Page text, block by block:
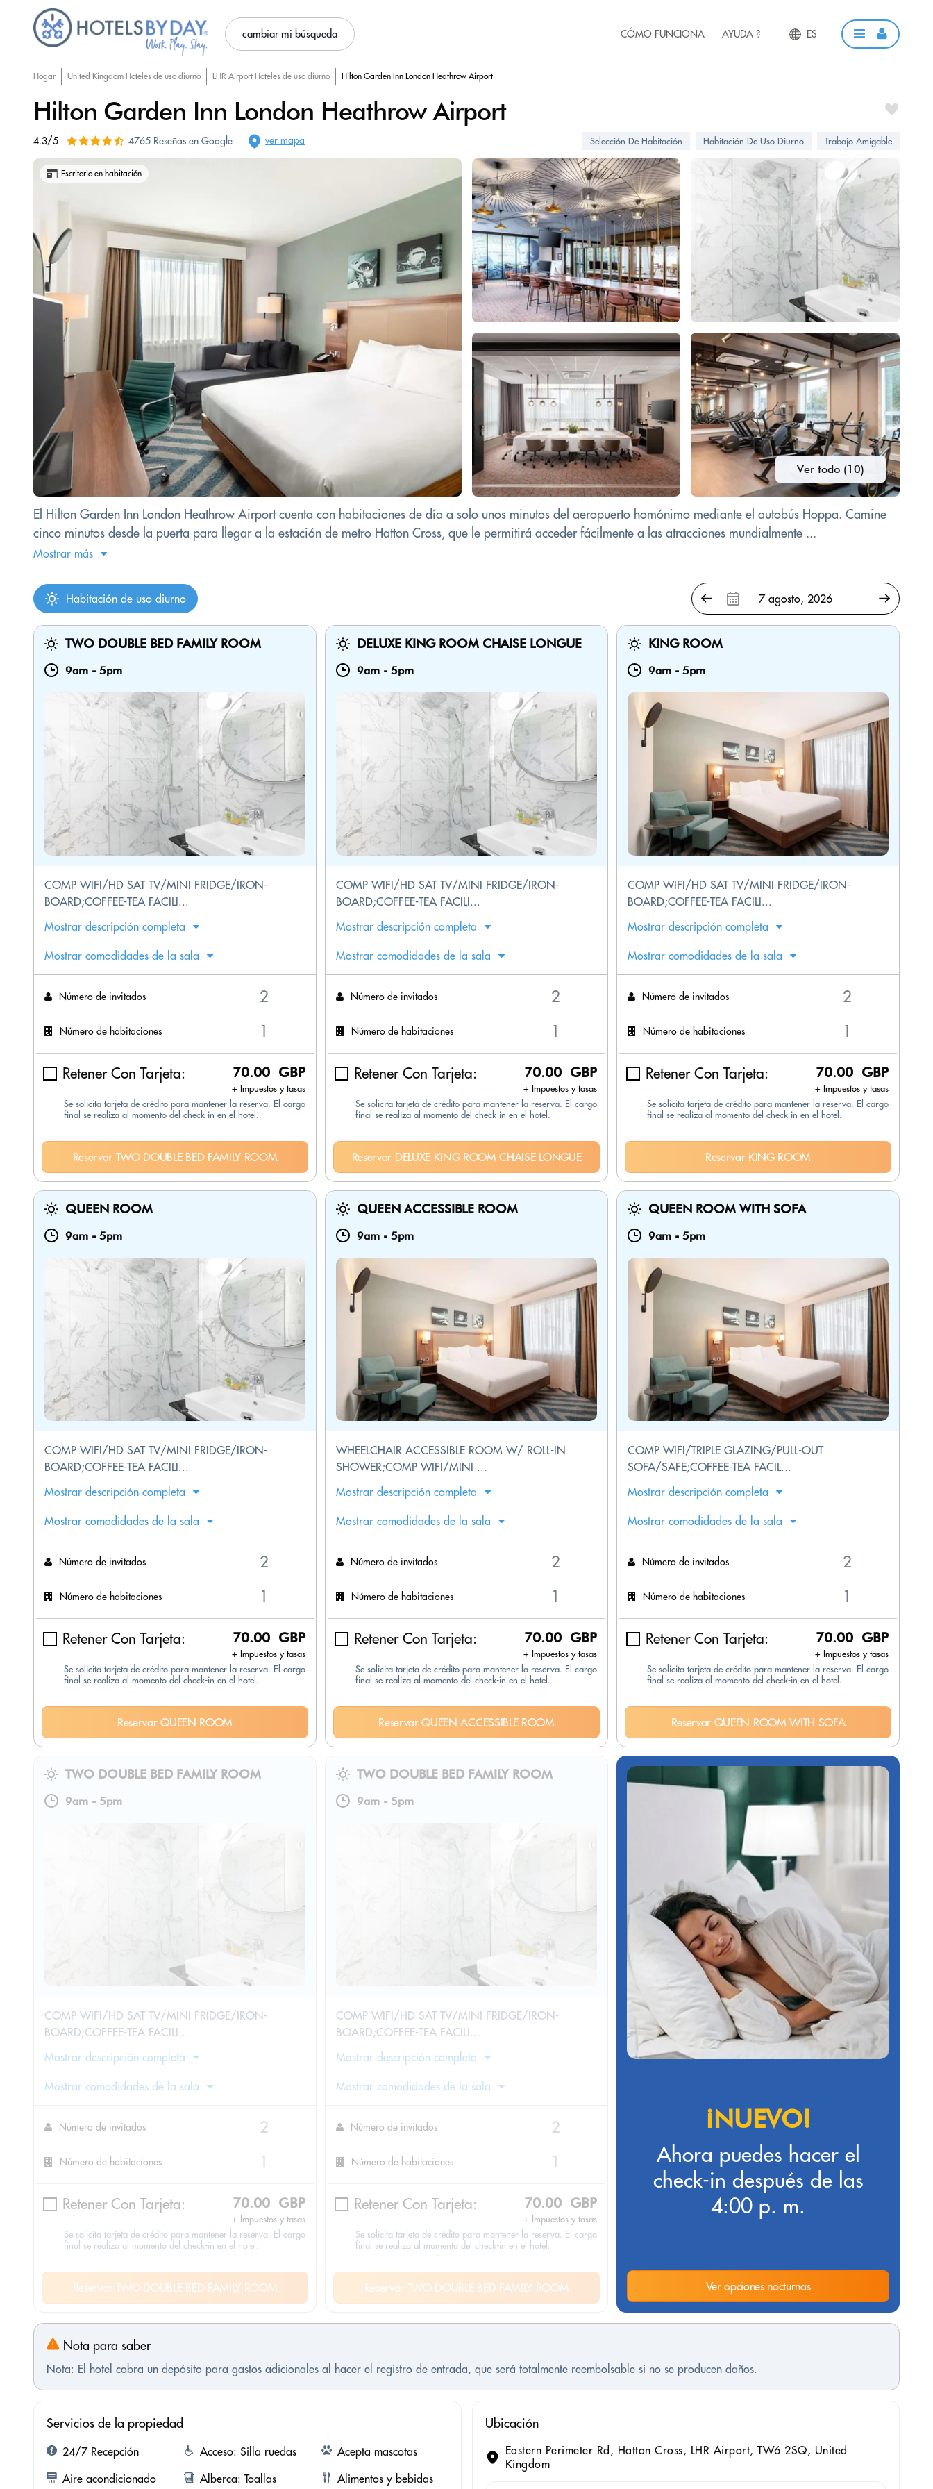
cambiar mi búsqueda CÓMO FUNCIONA AYUDA ? ES
Hogar United Kingdom Hoteles de uso diurno LHR Airport Hoteles de uso diurno Hilton Garden Inn London Heathrow Airport
Hilton Garden Inn London Heathrow Airport
4.3/5 4765 Reseñas en Google ver mapa Selección De Habitación Habitación De Uso Diurno Trabajo Amigable
Ver todo (10)
Escritorio en habitación
El Hilton Garden Inn London Heathrow Airport cuenta con habitaciones de día a solo unos minutos del aeropuerto homónimo mediante el autobús Hoppa. Camine
cinco minutos desde la puerta para llegar a la estación de metro Hatton Cross, que le permitirá acceder fácilmente a las atracciones mundialmente ...
Mostrar más
Habitación de uso diurno
TWO DOUBLE BED FAMILY ROOM
9am - 5pm
COMP WIFI/HD SAT TV/MINI FRIDGE/IRON-
BOARD;COFFEE-TEA FACILI...
Mostrar descripción completa
Mostrar comodidades de la sala
Número de invitados
Número de habitaciones
Retener Con Tarjeta: 70.00 GBP
+ Impuestos y tasas
Se solicita tarjeta de crédito para mantener la reserva. El cargo
final se realiza al momento del check-in en el hotel.
Reservar TWO DOUBLE BED FAMILY ROOM
DELUXE KING ROOM CHAISE LONGUE
9am - 5pm
COMP WIFI/HD SAT TV/MINI FRIDGE/IRON-
BOARD;COFFEE-TEA FACILI...
Mostrar descripción completa
Mostrar comodidades de la sala
Número de invitados
Número de habitaciones
Retener Con Tarjeta: 70.00 GBP
+ Impuestos y tasas
Se solicita tarjeta de crédito para mantener la reserva. El cargo
final se realiza al momento del check-in en el hotel.
Reservar DELUXE KING ROOM CHAISE LONGUE
KING ROOM
9am - 5pm
COMP WIFI/HD SAT TV/MINI FRIDGE/IRON-
BOARD;COFFEE-TEA FACILI...
Mostrar descripción completa
Mostrar comodidades de la sala
Número de invitados
Número de habitaciones
Retener Con Tarjeta: 70.00 GBP
+ Impuestos y tasas
Se solicita tarjeta de crédito para mantener la reserva. El cargo
final se realiza al momento del check-in en el hotel.
Reservar KING ROOM
QUEEN ROOM
9am - 5pm
COMP WIFI/HD SAT TV/MINI FRIDGE/IRON-
BOARD;COFFEE-TEA FACILI...
Mostrar descripción completa
Mostrar comodidades de la sala
Número de invitados
Número de habitaciones
Retener Con Tarjeta: 70.00 GBP
+ Impuestos y tasas
Se solicita tarjeta de crédito para mantener la reserva. El cargo
final se realiza al momento del check-in en el hotel.
Reservar QUEEN ROOM
QUEEN ACCESSIBLE ROOM
9am - 5pm
WHEELCHAIR ACCESSIBLE ROOM W/ ROLL-IN
SHOWER;COMP WIFI/MINI ...
Mostrar descripción completa
Mostrar comodidades de la sala
Número de invitados
Número de habitaciones
Retener Con Tarjeta: 70.00 GBP
+ Impuestos y tasas
Se solicita tarjeta de crédito para mantener la reserva. El cargo
final se realiza al momento del check-in en el hotel.
Reservar QUEEN ACCESSIBLE ROOM
QUEEN ROOM WITH SOFA
9am - 5pm
COMP WIFI/TRIPLE GLAZING/PULL-OUT
SOFA/SAFE;COFFEE-TEA FACIL...
Mostrar descripción completa
Mostrar comodidades de la sala
Número de invitados
Número de habitaciones
Retener Con Tarjeta: 70.00 GBP
+ Impuestos y tasas
Se solicita tarjeta de crédito para mantener la reserva. El cargo
final se realiza al momento del check-in en el hotel.
Reservar QUEEN ROOM WITH SOFA
TWO DOUBLE BED FAMILY ROOM
9am - 5pm
COMP WIFI/HD SAT TV/MINI FRIDGE/IRON-
BOARD;COFFEE-TEA FACILI...
Mostrar descripción completa
Mostrar comodidades de la sala
Número de invitados
Número de habitaciones
Retener Con Tarjeta: 70.00 GBP
+ Impuestos y tasas
Se solicita tarjeta de crédito para mantener la reserva. El cargo
final se realiza al momento del check-in en el hotel.
Reservar TWO DOUBLE BED FAMILY ROOM
TWO DOUBLE BED FAMILY ROOM
9am - 5pm
COMP WIFI/HD SAT TV/MINI FRIDGE/IRON-
BOARD;COFFEE-TEA FACILI...
Mostrar descripción completa
Mostrar comodidades de la sala
Número de invitados
Número de habitaciones
Retener Con Tarjeta: 70.00 GBP
+ Impuestos y tasas
Se solicita tarjeta de crédito para mantener la reserva. El cargo
final se realiza al momento del check-in en el hotel.
Reservar TWO DOUBLE BED FAMILY ROOM
¡NUEVO!
Ahora puedes hacer el
check-in después de las
4:00 p. m.
Ver opciones nocturnas
Nota para saber
Nota: El hotel cobra un depósito para gastos adicionales al hacer el registro de entrada, que será totalmente reembolsable si no se producen daños.
Servicios de la propiedad
24/7 Recepción Acceso: Silla ruedas
Acepta mascotas
Aire acondicionado
Alberca: Toallas Alimentos y bebidas
Ubicación
Eastern Perimeter Rd, Hatton Cross, LHR Airport, TW6 2SQ, United
Kingdom